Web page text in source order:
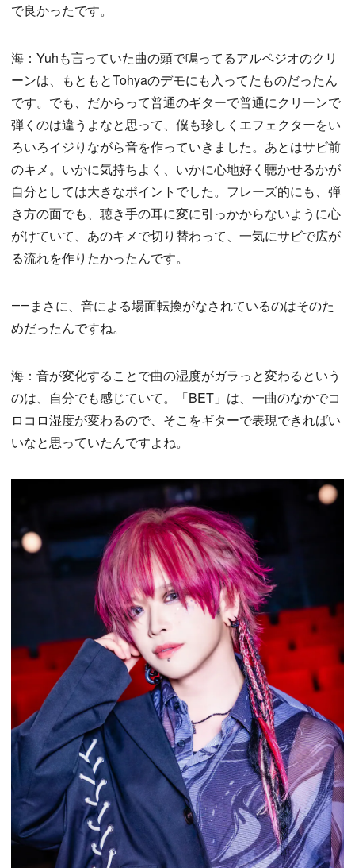
で良かったです。
海：Yuhも言っていた曲の頭で鳴ってるアルペジオのクリ
ーンは、もともとTohyaのデモにも入ってたものだったん
です。でも、だからって普通のギターで普通にクリーンで
弾くのは違うよなと思って、僕も珍しくエフェクターをい
ろいろイジりながら音を作っていきました。あとはサビ前
のキメ。いかに気持ちよく、いかに心地好く聴かせるかが
自分としては大きなポイントでした。フレーズ的にも、弾
き方の面でも、聴き手の耳に変に引っかからないように心
がけていて、あのキメで切り替わって、一気にサビで広が
る流れを作りたかったんです。
――まさに、音による場面転換がなされているのはそのた
めだったんですね。
海：音が変化することで曲の湿度がガラっと変わるという
のは、自分でも感じていて。「BET」は、一曲のなかでコ
ロコロ湿度が変わるので、そこをギターで表現できればい
いなと思っていたんですよね。